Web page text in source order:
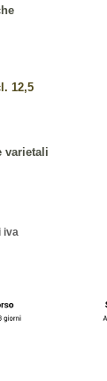
12,5
varietali
iva